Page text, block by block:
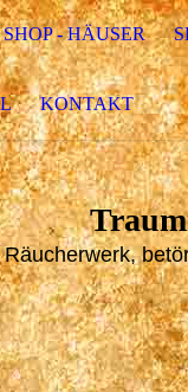
SHOP - HÄUSER
KONTAKT